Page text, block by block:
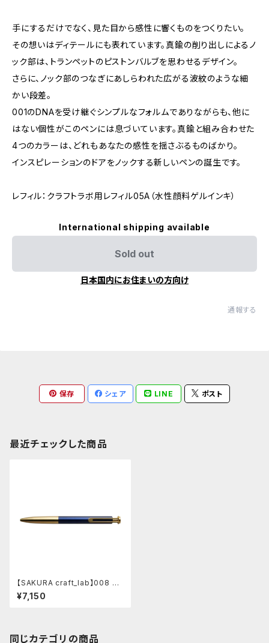
手にするだけでなく、見た目から感性に響くものをつくりたい。
その想いはディテールにも表れています。真鍮の削り出しによるノ
ック部は、トランペットのピストンバルブを思わせるデザイン。
さらに、ノック部のつなぎにあしらわれた広がる波紋のような細
かい段差。
001のDNAを受け継ぐシンプルなフォルムでありながらも、他に
はない個性がこのペンには息づいています。真鍮と組み合わせた
4つのカラーは、どれもあなたの感性を揺さぶるものばかり。
インスピレーションのドアをノックする新しいペンの誕生です。
レフィル：クラフトラボ用レフィル05A（水性顔料ゲルインキ）
International shipping available
Sold out
日本国内にお住まいの方向け
通報する
保存 シェア LINE ポスト
最近チェックした商品
【SAKURA craft_lab】008 ゲ
ルインキボールペン (ビバップブ
ルー)
¥7,150
同じカテゴリの商品